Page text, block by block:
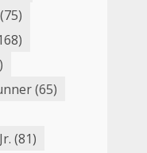
(75)
(65)
(81)